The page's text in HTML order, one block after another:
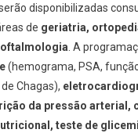
Rialmadisponibilizadas
de geriatria,
. A
(hemograma, PSA,
Chagas),
da pressão arterial,
teste de